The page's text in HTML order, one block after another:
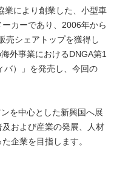
業により創業した、小型車
カーであり、2006年から
売シェアトップを獲得し
外事業におけるDNGA第1
バ）」を発売し、今回の
を中心とした新興国へ展
および産業の発展、人材
企業を目指します。